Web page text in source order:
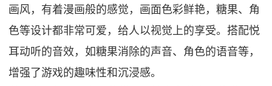
画风，有着漫画般的感觉，画面色彩鲜艳，糖果、角
色等设计都非常可爱，给人以视觉上的享受。搭配悦
耳动听的音效，如糖果消除的声音、角色的语音等，
增强了游戏的趣味性和沉浸感。